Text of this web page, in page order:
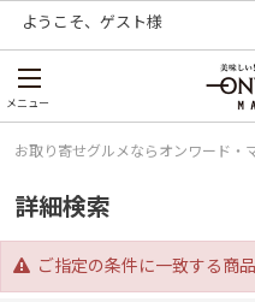
ようこそ、 ゲスト様
メニュー
お取り寄せグルメならオンワード・
詳細検索
ご指定の条件に一致する商